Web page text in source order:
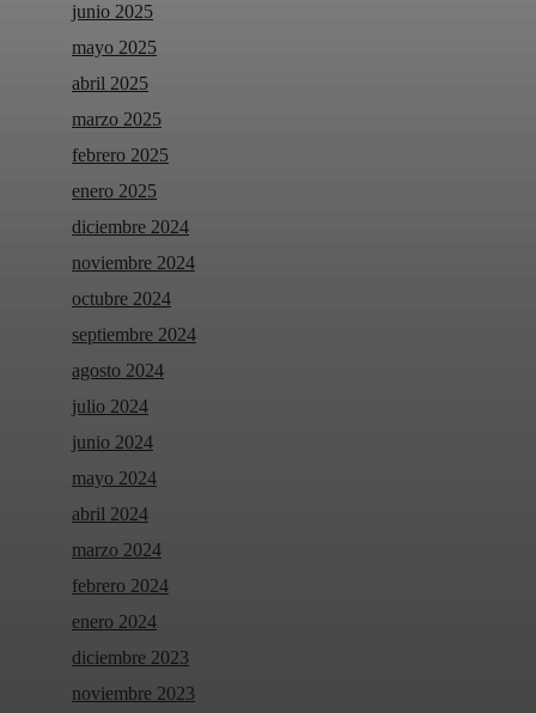
junio 2025
mayo 2025
abril 2025
marzo 2025
febrero 2025
enero 2025
diciembre 2024
noviembre 2024
octubre 2024
septiembre 2024
agosto 2024
julio 2024
junio 2024
mayo 2024
abril 2024
marzo 2024
febrero 2024
enero 2024
diciembre 2023
noviembre 2023